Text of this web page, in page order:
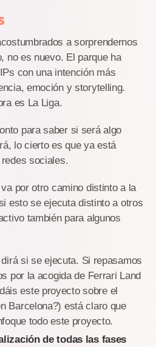
a sorprendernos
no es nuevo. El parque ha
con una intención más
emoción y storytelling.
es La Liga.
para saber si será algo
lo cierto es que ya está
sociales.
por otro camino distinto a la
esto se ejecuta distinto a otros
también para algunos
si se ejecuta. Si repasamos
por la acogida de Ferrari Land
este proyecto sobre el
Barcelona?) está claro que
todo este proyecto.
de todas las fases